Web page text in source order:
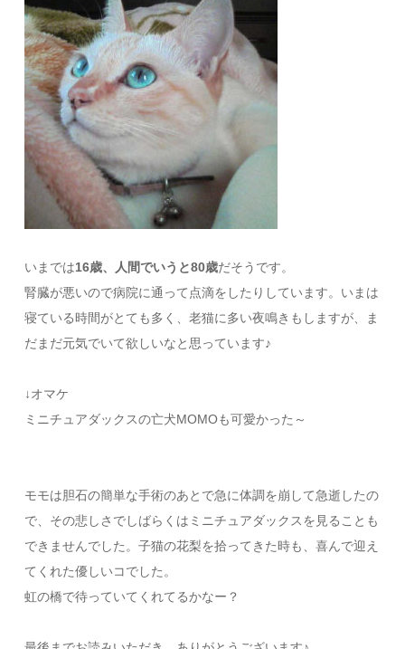
いまでは16歳、人間でいうと80歳だそうです。
腎臓が悪いので病院に通って点滴をしたりしています。いまは
寝ている時間がとても多く、老猫に多い夜鳴きもしますが、ま
だまだ元気でいて欲しいなと思っています♪
↓オマケ
ミニチュアダックスの亡犬MOMOも可愛かった～
モモは胆石の簡単な手術のあとで急に体調を崩して急逝したの
で、その悲しさでしばらくはミニチュアダックスを見ることも
できませんでした。子猫の花梨を拾ってきた時も、喜んで迎え
てくれた優しいコでした。
虹の橋で待っていてくれてるかなー？